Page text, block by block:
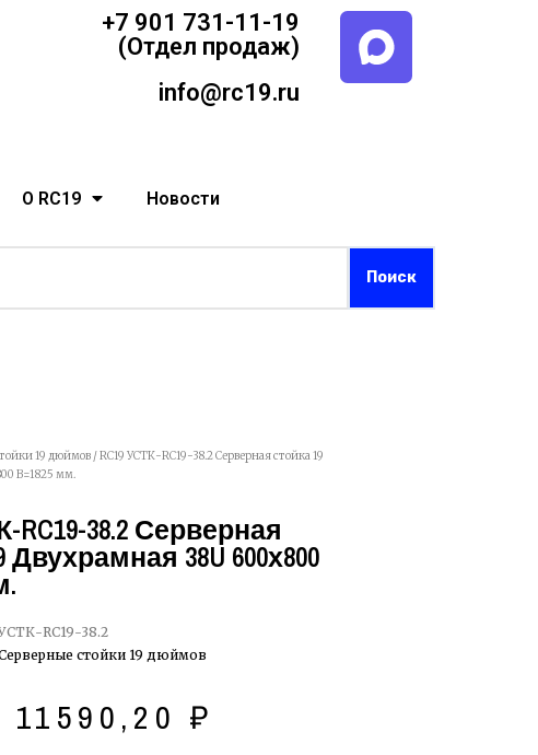
+7 901 731-11-19
(Отдел продаж)
info@rc19.ru
О RC19 Новости
19 дюймов / RC19 УСТК-RC19-38.2 Серверная стойка 19
В=1825 мм.
RC19-38.2 Серверная
Двухрамная 38U 600х800
RC19-38.2
стойки 19 дюймов
11590,20 ₽